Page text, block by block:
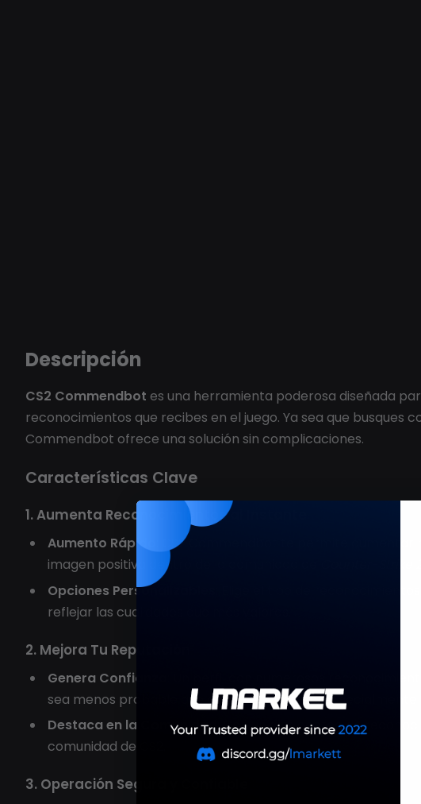
Descripción
CS2 Commendbot es una herramienta poderosa diseñada
reconocimientos que recibes en el juego. Ya sea que
Commendbot ofrece una solución sin complicaciones.
Características Clave
1. Aumenta Reconocimientos al Instante
Aumento Rápido
: CS2 Commendbot te permite
imagen positiva dentro de la comunidad de
Opciones Personalizables
: Elige el tipo de
reflejar las cualidades que más valoras.
2. Mejora Tu Reputación
Genera Confianza
: Un perfil con numerosos
sea menos probable que otros te reporten,
Destaca en la Comunidad: Con un alto conteo de
comunidad de CS2.
3. Operación Segura y Confiable